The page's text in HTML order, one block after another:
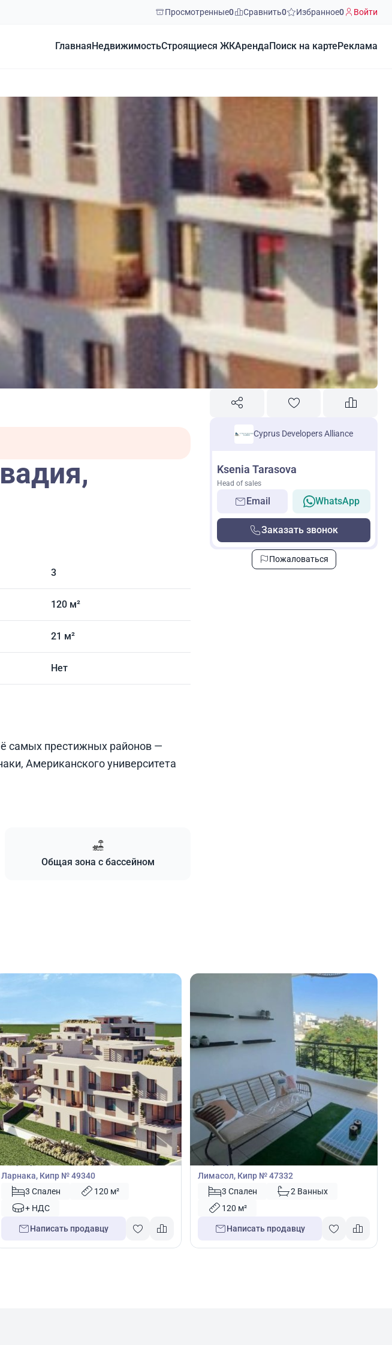
Просмотренные0 Сравнить0 Избранное0 Войти
Главная НедвижимостьСтроящиеся ЖКАренда Поиск на карте Реклама
3
120 м²
21 м²
Нет
самых престижных районов —
Американского университета
Общая зона с бассейном
Cyprus Developers Alliance
Ksenia Tarasova
Head of sales
Email WhatsApp
Заказать звонок
Пожаловаться
€320 000
Квартира
Квартира с 3 спальнями в Ливадия,
Ларнака, Кипр № 49340
3 Спален
120 м²
+ НДС
Написать продавцу
€315 000
Квартира
Квартира с 3 спальнями в Лимассол,
Лимасол, Кипр № 47332
3 Спален
2 Ванных
120 м²
Написать продавцу